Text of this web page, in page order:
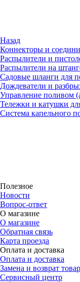
Назад
Коннекторы и
Распылители и
Распылители на
Садовые шланги для
Дождеватели и
Управление поливом
Тележки и катушки
Система капельного
Полезное
Новости
Вопрос-ответ
О магазине
О магазине
Обратная связь
Карта проезда
Оплата и доставка
Оплата и доставка
Замена и возврат
Сервисный центр